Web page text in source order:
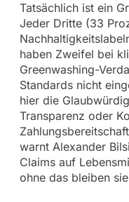
Tatsächlich ist ein
Jeder Dritte (33
haben Zweifel bei
Greenwashing-
Standards nicht
hier die
Transparenz oder
warnt Alexander
Claims auf
ohne das bleiben